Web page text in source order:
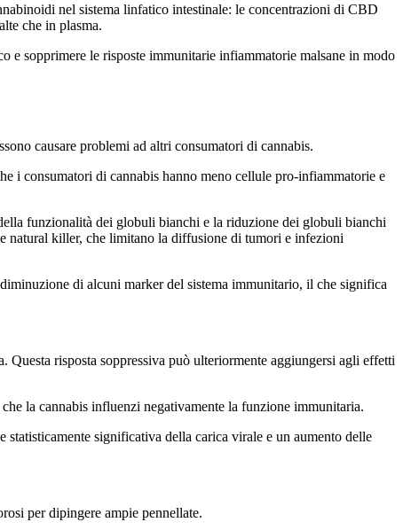
nel sistema linfatico intestinale: le concentrazioni di CBD
che in plasma.
sopprimere le risposte immunitarie infiammatorie malsane in modo
causare problemi ad altri consumatori di cannabis.
i consumatori di cannabis hanno meno cellule pro-infiammatorie e
funzionalità dei globuli bianchi e la riduzione dei globuli bianchi
natural killer, che limitano la diffusione di tumori e infezioni
di alcuni marker del sistema immunitario, il che significa
Questa risposta soppressiva può ulteriormente aggiungersi agli effetti
la cannabis influenzi negativamente la funzione immunitaria.
significativa della carica virale e un aumento delle
per dipingere ampie pennellate.